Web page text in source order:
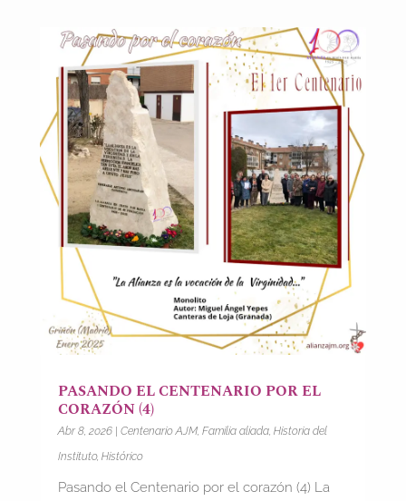
PASANDO EL CENTENARIO POR EL
CORAZÓN (4)
Abr 8, 2026| Centenario AJM, Familia aliada, Historia del
Instituto, Histórico
Pasando el Centenario por el corazón (4) La